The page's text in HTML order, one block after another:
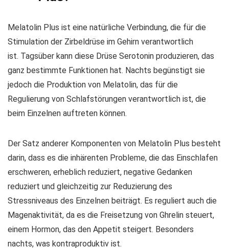
Melatolin Plus ist eine natürliche Verbindung, die für die
Stimulation der Zirbeldrüse im Gehirn verantwortlich
ist. Tagsüber kann diese Drüse Serotonin produzieren, das
ganz bestimmte Funktionen hat. Nachts begünstigt sie
jedoch die Produktion von Melatolin, das für die
Regulierung von Schlafstörungen verantwortlich ist, die
beim Einzelnen auftreten können.
Der Satz anderer Komponenten von Melatolin Plus besteht
darin, dass es die inhärenten Probleme, die das Einschlafen
erschweren, erheblich reduziert, negative Gedanken
reduziert und gleichzeitig zur Reduzierung des
Stressniveaus des Einzelnen beiträgt. Es reguliert auch die
Magenaktivität, da es die Freisetzung von Ghrelin steuert,
einem Hormon, das den Appetit steigert. Besonders
nachts, was kontraproduktiv ist.